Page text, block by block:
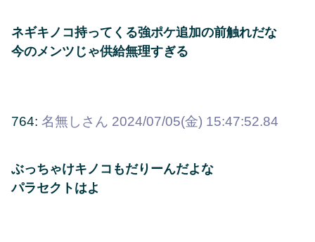
ネギキノコ持ってくる強ポケ追加の前触れだな
今のメンツじゃ供給無理すぎる
764: 名無しさん 2024/07/05(金) 15:47:52.84
ぶっちゃけキノコもだりーんだよな
パラセクトはよ